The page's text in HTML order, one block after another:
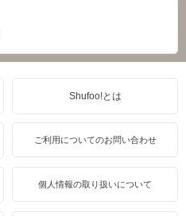
Shufoo!とは
ご利用についてのお問い合わせ
個人情報の取り扱いについて